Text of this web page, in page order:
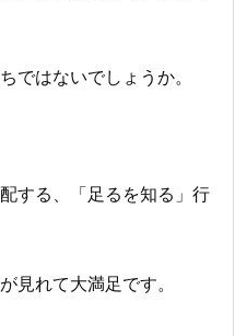
ではないでしょうか。
する、「足るを知る」行
見れて大満足です。